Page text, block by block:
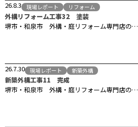
26.8.3 現場レポート リフォーム
外構リフォーム工事32 塗装
堺市・和泉市 外構・庭リフォーム専門店の…
26.7.30 現場レポート 新築外構
新築外構工事11 完成
堺市・和泉市 外構・庭リフォーム専門店の…